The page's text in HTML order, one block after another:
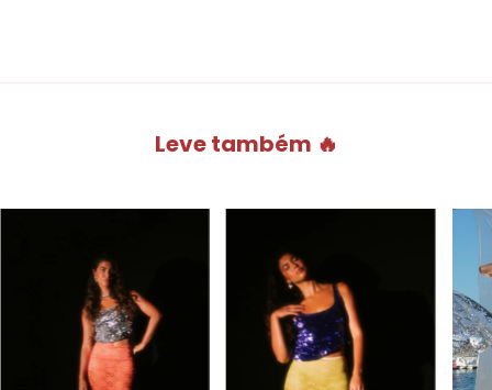
Leve também 🔥